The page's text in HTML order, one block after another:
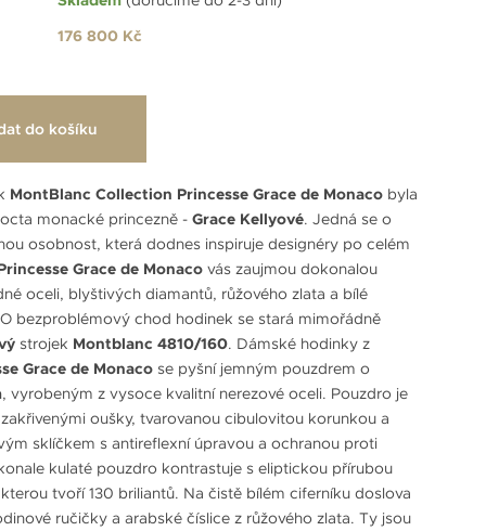
176 800 Kč
do košíku
MontBlanc Collection Princesse Grace de Monaco byla
monacké princezně - Grace Kellyové. Jedná se o
osobnost, která dodnes inspiruje designéry po celém
Grace de Monaco vás zaujmou dokonalou
oceli, blyštivých diamantů, růžového zlata a bílé
bezproblémový chod hodinek se stará mimořádně
strojek Montblanc 4810/160. Dámské hodinky z
Grace de Monaco se pyšní jemným pouzdrem o
, vyrobeným z vysoce kvalitní nerezové oceli. Pouzdro je
oušky, tvarovanou cibulovitou korunkou a
sklíčkem s antireflexní úpravou a ochranou proti
kulaté pouzdro kontrastuje s eliptickou přírubou
tvoří 130 briliantů. Na čistě bílém ciferníku doslova
ručičky a arabské číslice z růžového zlata. Ty jsou